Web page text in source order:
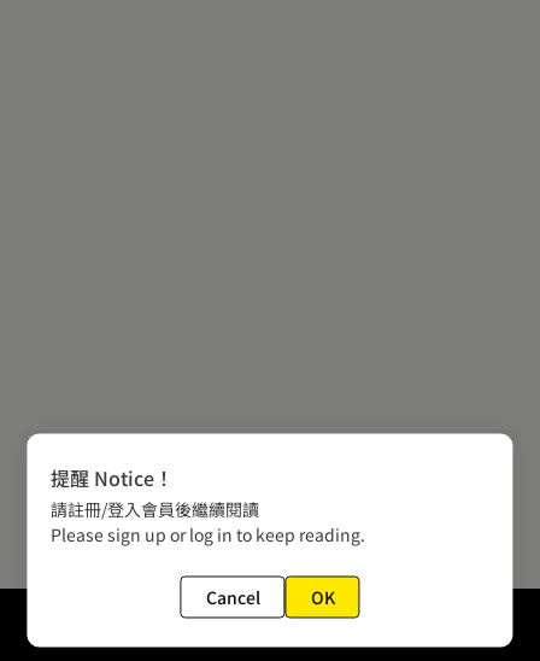
提醒 Notice！
請註冊/登入會員後繼續閱讀
Please sign up or log in to keep reading.
Cancel OK